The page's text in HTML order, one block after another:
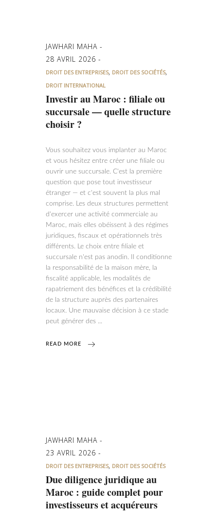
JAWHARI MAHA
28 AVRIL 2026
DROIT DES ENTREPRISES, DROIT DES SOCIÉTÉS,
DROIT INTERNATIONAL
Investir au Maroc : filiale ou
succursale — quelle structure
choisir ?
Vous souhaitez vous implanter au Maroc
et vous hésitez entre créer une filiale ou
ouvrir une succursale. C'est la première
question que pose tout investisseur
étranger — et c'est souvent la plus mal
comprise. Les deux structures permettent
d'exercer une activité commerciale au
Maroc, mais elles obéissent à des régimes
juridiques, fiscaux et opérationnels très
différents. Le choix entre filiale et
succursale n'est pas anodin. Il conditionne
la responsabilité de la maison mère, la
fiscalité applicable, les modalités de
rapatriement des bénéfices et la crédibilité
de la structure auprès des partenaires
locaux. Une mauvaise décision à ce stade
peut générer des
READ MORE
JAWHARI MAHA
23 AVRIL 2026
DROIT DES ENTREPRISES, DROIT DES SOCIÉTÉS
Due diligence juridique au
Maroc : guide complet pour
investisseurs et acquéreurs